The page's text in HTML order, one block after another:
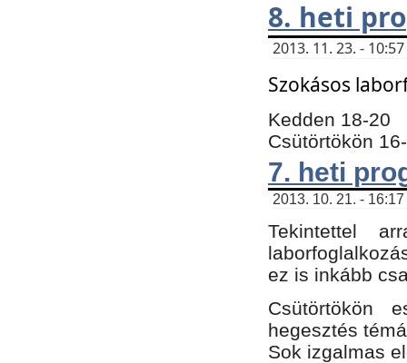
8. heti
2013. 11. 23. -
Szokásos
Kedden 18-20
Csütörtökön
7. heti
2013. 10. 21. -
Tekintettel
ez is inkább
Csütörtökön
hegesztés
Sok izgalmas